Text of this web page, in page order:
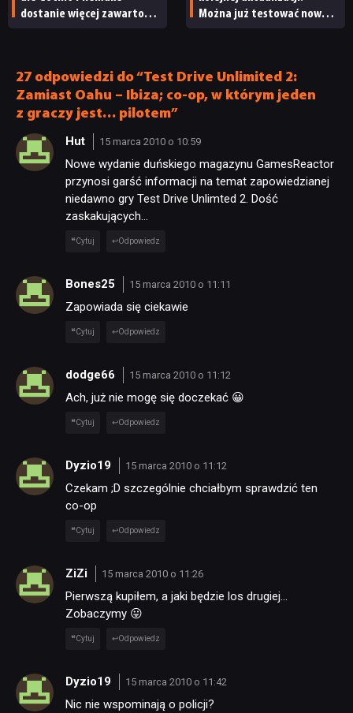
dostanie więcej zawartości.
Można już testować nową
27 odpowiedzi do “Test Drive Unlimited 2:
Zamiast Oahu – Ibiza; co-op, w którym jeden
z graczy jest… pilotem”
Hut 15 marca 2010 o 10:59
Nowe wydanie duńskiego magazynu GamesReactor
przynosi garść informacji na temat zapowiedzianej
niedawno gry Test Drive Unlimted 2. Dość
zaskakujących…
Cytuj Odpowiedz
Bones25 15 marca 2010 o 11:11
Zapowiada się ciekawie
Cytuj Odpowiedz
dodge66 15 marca 2010 o 11:12
Ach, już nie mogę się doczekać 😀
Cytuj Odpowiedz
Dyzio19 15 marca 2010 o 11:12
Czekam ;D szczególnie chciałbym sprawdzić ten
co-op
Cytuj Odpowiedz
ZiZi 15 marca 2010 o 11:26
Pierwszą kupiłem, a jaki będzie los drugiej…
Zobaczymy 😛
Cytuj Odpowiedz
Dyzio19 15 marca 2010 o 11:42
Nic nie wspominają o policji?